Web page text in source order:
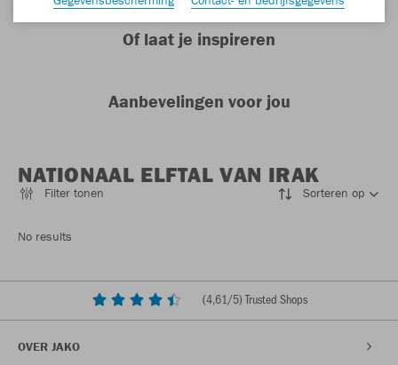
Of laat je inspireren
Aanbevelingen voor jou
NATIONAAL ELFTAL VAN IRAK
Filter tonen Sorteren op
No results
(4,61/5) Trusted Shops
OVER JAKO